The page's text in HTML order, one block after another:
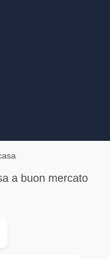
a buon mercato